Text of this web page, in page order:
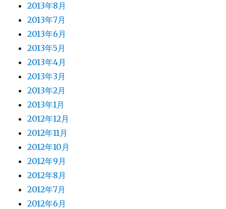
2013年8月
2013年7月
2013年6月
2013年5月
2013年4月
2013年3月
2013年2月
2013年1月
2012年12月
2012年11月
2012年10月
2012年9月
2012年8月
2012年7月
2012年6月